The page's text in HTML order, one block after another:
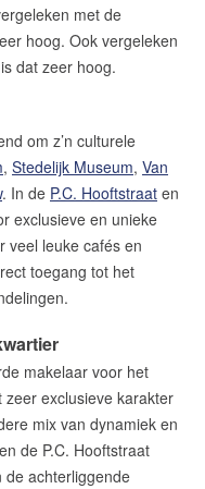
met de
hoog. Ook vergeleken
dat zeer hoog.
om z’n culturele
, Stedelijk Museum, Van
. In de P.C. Hooftstraat en
exclusieve en unieke
veel leuke cafés en
toegang tot het
makelaar voor het
zeer exclusieve karakter
mix van dynamiek en
de P.C. Hooftstraat
de achterliggende